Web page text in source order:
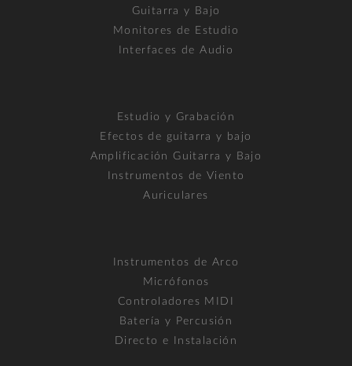
Guitarra y Bajo
Monitores de Estudio
Interfaces de Audio
Estudio y Grabación
Efectos de guitarra y bajo
Amplificación Guitarra y Bajo
Instrumentos de Viento
Auriculares
Instrumentos de Arco
Micrófonos
Controladores MIDI
Batería y Percusión
Directo e Instalación